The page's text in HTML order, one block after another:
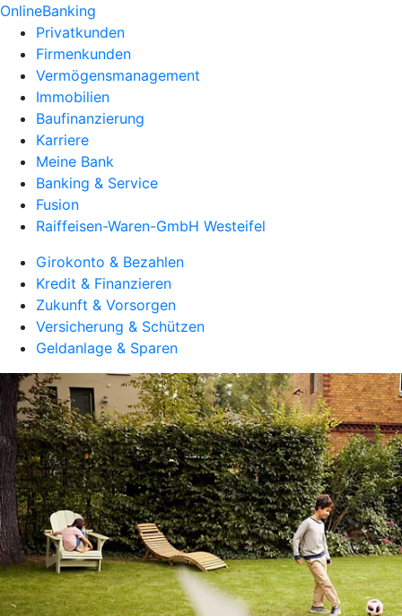
OnlineBanking
Privatkunden
Firmenkunden
Vermögensmanagement
Immobilien
Baufinanzierung
Karriere
Meine Bank
Banking & Service
Fusion
Raiffeisen-Waren-GmbH Westeifel
Girokonto & Bezahlen
Kredit & Finanzieren
Zukunft & Vorsorgen
Versicherung & Schützen
Geldanlage & Sparen